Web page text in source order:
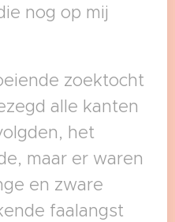
nog op mij
zoektocht
alle kanten
het
maar er waren
en zware
faalangst